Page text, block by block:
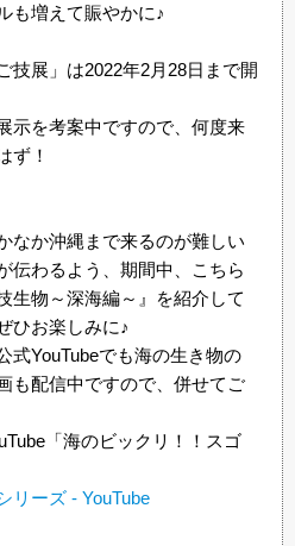
も増えて賑やかに♪
技展」は2022年2月28日まで開
示を考案中ですので、何度来
ず！
なか沖縄まで来るのが難しい
伝わるよう、期間中、こちら
生物～深海編～』を紹介して
ひお楽しみに♪
式YouTubeでも海の生き物の
も配信中ですので、併せてご
「海のビックリ！！スゴ
リーズ - YouTube